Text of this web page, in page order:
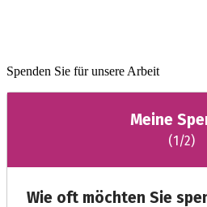
Spenden Sie für unsere Arbeit